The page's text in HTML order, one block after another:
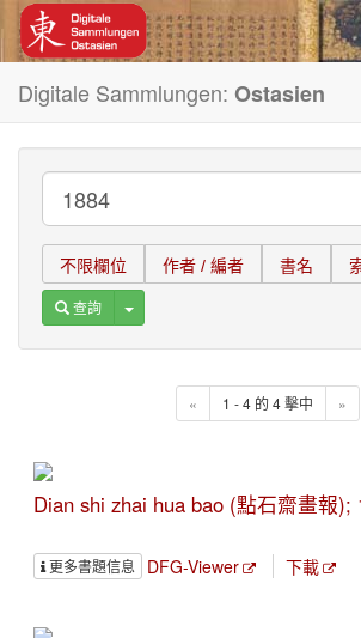
Digitale Sammlungen: Ostasien
不限欄位 作者 / 編者 書名
查詢 Toggle Dropdown
« 1 - 4 的 4 擊中 »
Dian shi zhai hua bao (點石齋畫報);
更多書題信息 DFG-Viewer 下載